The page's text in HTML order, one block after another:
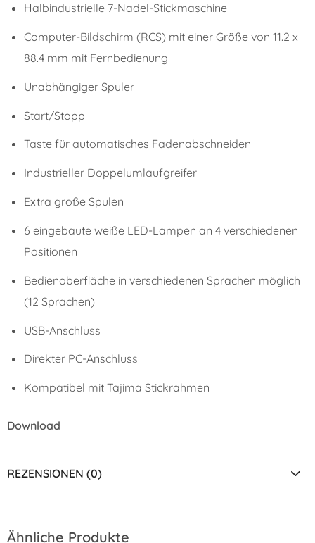
Halbindustrielle 7-Nadel-Stickmaschine
Computer-Bildschirm (RCS) mit einer Größe von 11.2 x
88.4 mm mit Fernbedienung
Unabhängiger Spuler
Start/Stopp
Taste für automatisches Fadenabschneiden
Industrieller Doppelumlaufgreifer
Extra große Spulen
6 eingebaute weiße LED-Lampen an 4 verschiedenen
Positionen
Bedienoberfläche in verschiedenen Sprachen möglich
(12 Sprachen)
USB-Anschluss
Direkter PC-Anschluss
Kompatibel mit Tajima Stickrahmen
Download
REZENSIONEN (0)
Ähnliche Produkte